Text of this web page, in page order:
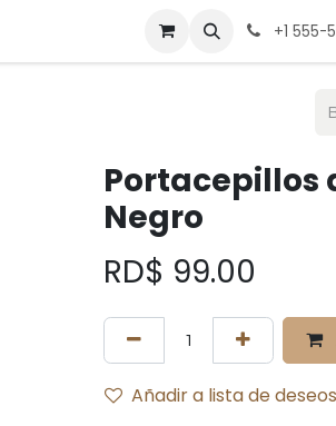
Muebles +1 555-
Portacepillos
Negro
RD$ 99.00
Añadir a lista de deseos